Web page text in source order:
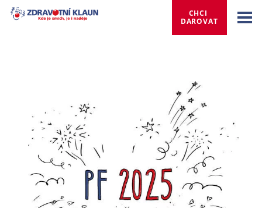
CHCI
DAROVAT